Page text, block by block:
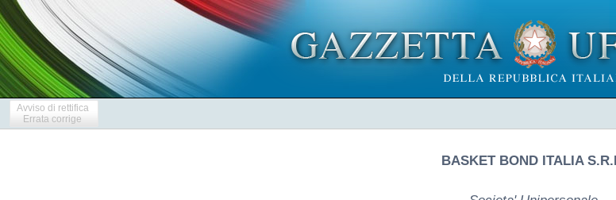
Avviso di rettifica
Errata corrige
BASKET BOND ITALIA